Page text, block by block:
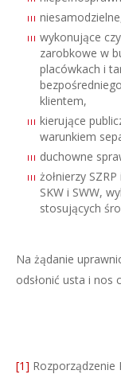
wykonujące
zarobkowe w
placówkach i
klientem,
kierujące
warunkiem
duchowne
żołnierzy
SKW i SWW,
stosujących
Na żądanie
odsłonić usta i nos
[1] Rozporządzenie